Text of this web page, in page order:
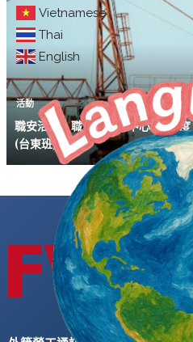
Vietnamese
Thai
English
活動
職安活動｜職安署南區中心 113年
(台東班)